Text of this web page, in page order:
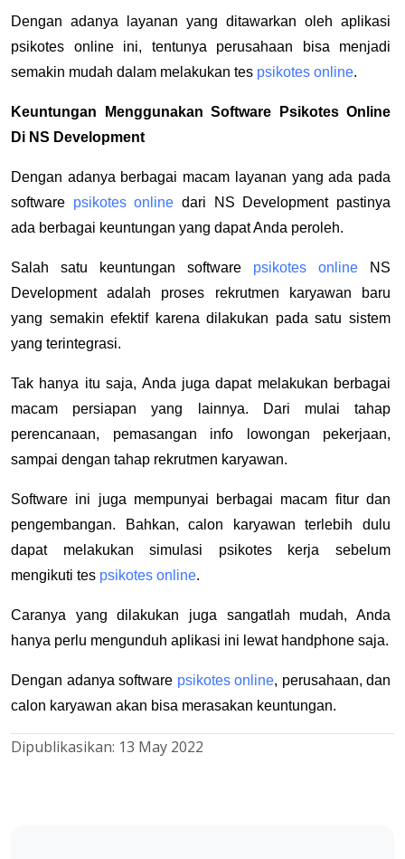
Dengan adanya layanan yang ditawarkan oleh aplikasi
psikotes online ini, tentunya perusahaan bisa menjadi
semakin mudah dalam melakukan tes psikotes online.
Keuntungan Menggunakan Software Psikotes Online
Di NS Development
Dengan adanya berbagai macam layanan yang ada pada
software psikotes online dari NS Development pastinya
ada berbagai keuntungan yang dapat Anda peroleh.
Salah satu keuntungan software psikotes online NS
Development adalah proses rekrutmen karyawan baru
yang semakin efektif karena dilakukan pada satu sistem
yang terintegrasi.
Tak hanya itu saja, Anda juga dapat melakukan berbagai
macam persiapan yang lainnya. Dari mulai tahap
perencanaan, pemasangan info lowongan pekerjaan,
sampai dengan tahap rekrutmen karyawan.
Software ini juga mempunyai berbagai macam fitur dan
pengembangan. Bahkan, calon karyawan terlebih dulu
dapat melakukan simulasi psikotes kerja sebelum
mengikuti tes psikotes online.
Caranya yang dilakukan juga sangatlah mudah, Anda
hanya perlu mengunduh aplikasi ini lewat handphone saja.
Dengan adanya software psikotes online, perusahaan, dan
calon karyawan akan bisa merasakan keuntungan.
Dipublikasikan: 13 May 2022